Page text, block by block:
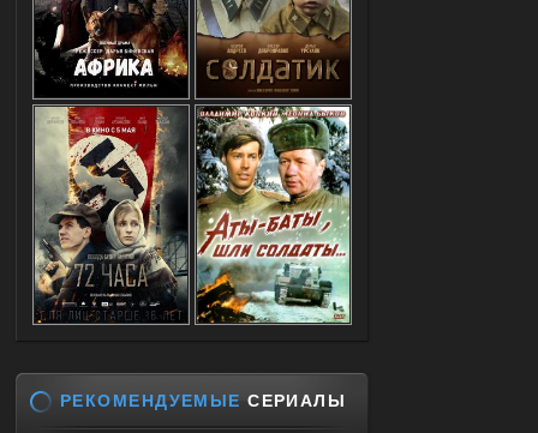
РЕКОМЕНДУЕМЫЕ СЕРИАЛЫ